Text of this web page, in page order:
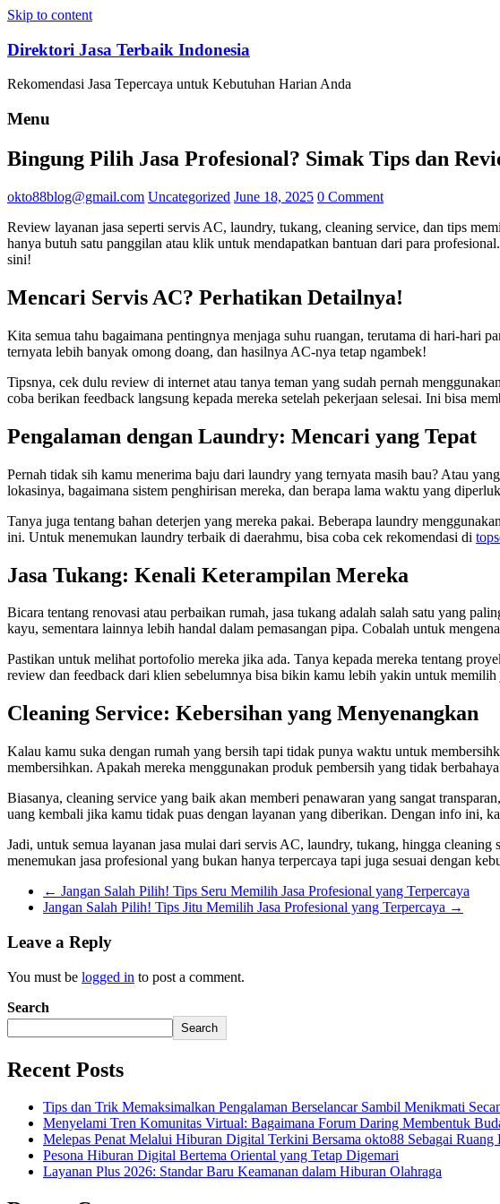
Skip to content
Direktori Jasa Terbaik Indonesia
Rekomendasi Jasa Tepercaya untuk Kebutuhan Harian Anda
Menu
Bingung Pilih Jasa Profesional? Simak Tips dan
okto88blog@gmail.com Uncategorized June 18, 2025 0 Comment
Review layanan jasa seperti servis AC, laundry, tukang, cleaning service, dan tips
hanya butuh satu panggilan atau klik untuk mendapatkan bantuan dari para
sini!
Mencari Servis AC? Perhatikan Detailnya!
Kita semua tahu bagaimana pentingnya menjaga suhu ruangan, terutama di hari-hari
ternyata lebih banyak omong doang, dan hasilnya AC-nya tetap ngambek!
Tipsnya, cek dulu review di internet atau tanya teman yang sudah pernah
coba berikan feedback langsung kepada mereka setelah pekerjaan selesai. Ini bisa
Pengalaman dengan Laundry: Mencari yang Tepat
Pernah tidak sih kamu menerima baju dari laundry yang ternyata masih bau? Atau
lokasinya, bagaimana sistem penghirisan mereka, dan berapa lama waktu yang
Tanya juga tentang bahan deterjen yang mereka pakai. Beberapa laundry
ini. Untuk menemukan laundry terbaik di daerahmu, bisa coba cek rekomendasi di
Jasa Tukang: Kenali Keterampilan Mereka
Bicara tentang renovasi atau perbaikan rumah, jasa tukang adalah salah satu yang
kayu, sementara lainnya lebih handal dalam pemasangan pipa. Cobalah untuk
Pastikan untuk melihat portofolio mereka jika ada. Tanya kepada mereka tentang
review dan feedback dari klien sebelumnya bisa bikin kamu lebih yakin untuk memilih
Cleaning Service: Kebersihan yang Menyenangkan
Kalau kamu suka dengan rumah yang bersih tapi tidak punya waktu untuk
membersihkan. Apakah mereka menggunakan produk pembersih yang tidak
Biasanya, cleaning service yang baik akan memberi penawaran yang sangat
uang kembali jika kamu tidak puas dengan layanan yang diberikan. Dengan info ini,
Jadi, untuk semua layanan jasa mulai dari servis AC, laundry, tukang, hingga
menemukan jasa profesional yang bukan hanya terpercaya tapi juga sesuai dengan
← Jangan Salah Pilih! Tips Seru Memilih Jasa Profesional yang Terpercaya
Jangan Salah Pilih! Tips Jitu Memilih Jasa Profesional yang Terpercaya →
Leave a Reply
You must be logged in to post a comment.
Search
Search
Recent Posts
Tips dan Trik Memaksimalkan Pengalaman Berselancar Sambil Menikmati
Menyelami Tren Komunitas Virtual: Bagaimana Forum Daring Membentuk
Melepas Penat Melalui Hiburan Digital Terkini Bersama okto88 Sebagai Ruang
Pesona Hiburan Digital Bertema Oriental yang Tetap Digemari
Layanan Plus 2026: Standar Baru Keamanan dalam Hiburan Olahraga